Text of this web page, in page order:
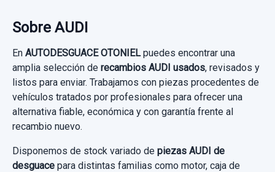
CINTURON SEGURIDAD TRASERO IZQUIERDO
8P0857805
CINTURON SEGURIDAD TRASERO... usado.
AMBIENTE
PALANCA FRENO DE MANO 8P0711303C
Sobre AUDI
En AUTODESGUACE OTONIELpuedes encontrar una
amplia selección de recambios AUDI usados, revisados y
listos para enviar. Trabajamos con piezas procedentes de
vehículos tratados por profesionales para ofrecer una
alternativa fiable, económica y con garantía frente al
recambio nuevo.
Disponemos de stock variado de piezas AUDI de
desguace para distintas familias como motor, caja de